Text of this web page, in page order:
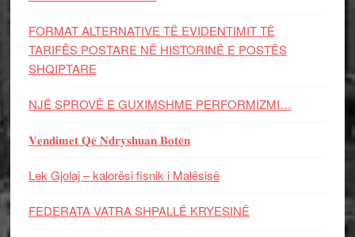
FORMAT ALTERNATIVE TË EVIDENTIMIT TË
TARIFËS POSTARE NË HISTORINË E POSTËS
SHQIPTARE
NJË SPROVË E GUXIMSHME PERFORMIZMI…
𝐕𝐞𝐧𝐝𝐢𝐦𝐞𝐭 𝐐𝐞̈ 𝐍𝐝𝐫𝐲𝐬𝐡𝐮𝐚𝐧 𝐁𝐨𝐭𝐞̈𝐧
Lek Gjolaj – kalorësi fisnik i Malësisë
FEDERATA VATRA SHPALLË KRYESINË